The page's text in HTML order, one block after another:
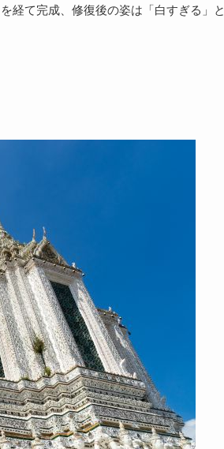
経て完成、修復後の姿は「白すぎる」と